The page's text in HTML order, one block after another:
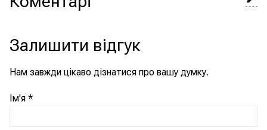
Залишити відгук
Нам завжди цікаво дізнатися про вашу думку.
Ім'я *